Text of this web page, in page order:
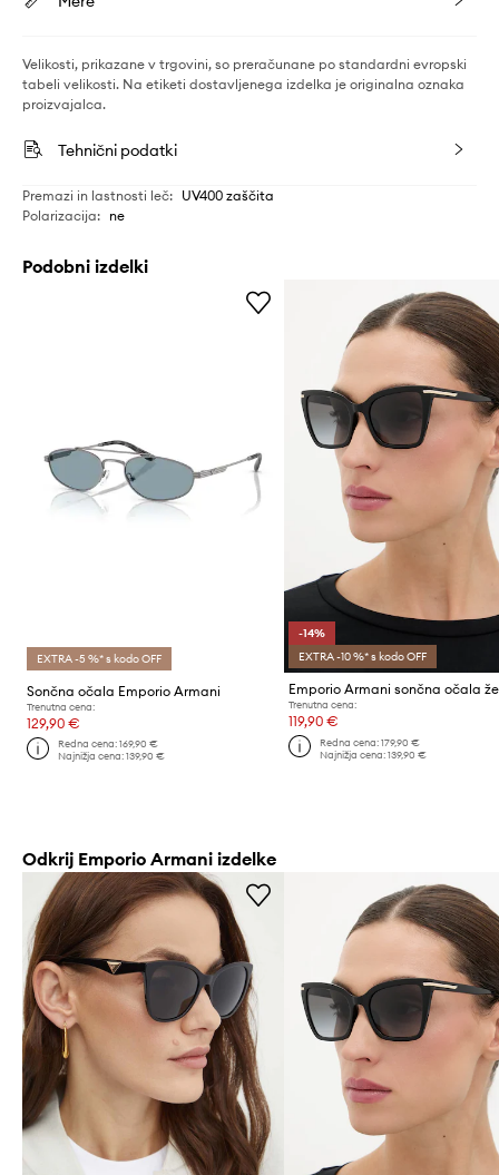
Velikosti, prikazane v trgovini, so preračunane po standardni evropski
tabeli velikosti. Na etiketi dostavljenega izdelka je originalna oznaka
proizvajalca.
Tehnični podatki
Premazi in lastnosti leč: UV400 zaščita
Polarizacija: ne
Podobni izdelki
EXTRA -5 %* s kodo OFF
Sončna očala Emporio Armani
Trenutna cena:
129,90 €
Redna cena:169,90 €
Najnižja cena:139,90 €
-14%
EXTRA -10 %* s kodo OFF
Emporio Armani sončna očala
Trenutna cena:
119,90 €
Redna cena: 179,90 €
Najnižja cena: 139,90 €
Odkrij Emporio Armani izdelke